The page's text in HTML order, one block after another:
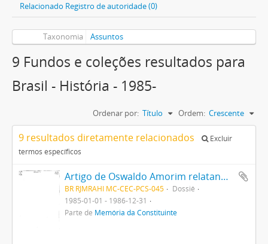
Relacionado Registro de autoridade (0)
Taxonomia Assuntos
9 Fundos e coleções resultados para
Brasil - História - 1985-
Ordenar por: Título Ordem: Crescente
9 resultados diretamente relacionados
Excluir
termos específicos
Artigo de Oswaldo Amorim relatando reunião em que a CEC institui a Defensoria do Povo e um texto de Constituição para o Brasil de autoria não identificada.
BR RJMRAHI MC-CEC-PCS-045
Dossiê
1985-01-01 - 1986-12-31
Parte de Memória da Constituinte